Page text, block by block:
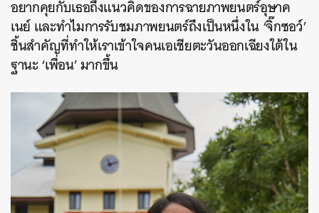
อยากคุยกับเธอถึงแนวคิดของการฉายภาพยนตร์อุษาค
เนย์ และทำไมการรับชมภาพยนตร์ถึงเป็นหนึ่งใน ‘จิ๊กซอว์’
ชิ้นสำคัญที่ทำให้เราเข้าใจคนเอเชียตะวันออกเฉียงใต้ใน
ฐานะ ‘เพื่อน’ มากขึ้น